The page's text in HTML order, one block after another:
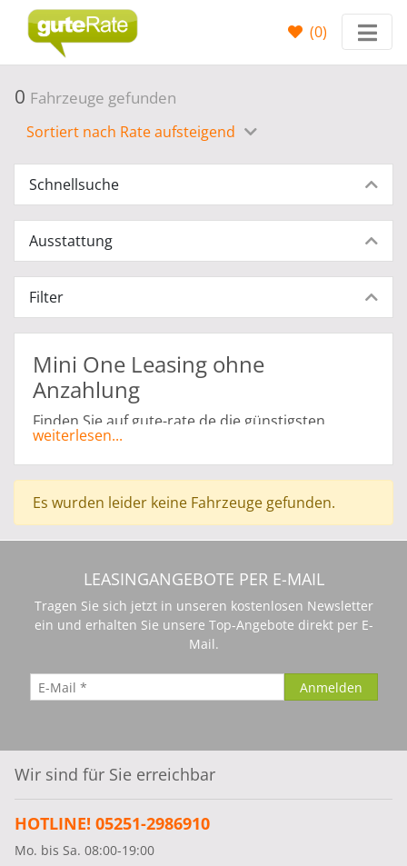
(0)
0 Fahrzeuge gefunden
Sortiert nach Rate aufsteigend
Schnellsuche
Ausstattung
Filter
Mini One Leasing ohne
Anzahlung
Finden Sie auf gute-rate.de die günstigsten
Leasing Angebote für Mini One Leasing ohne
Anzahlung, ganz abgestimmt auf Ihr persönliches
Budget. Sie haben die Möglichkeit Ihren
Traumwagen mit der ohne Anzahlung zu leasen.
Die Angebote für Ihren neuen Traumwagen
Leasing angepasst werden. Alle Mini One Leasing
bereitgestellt. Der Leasinggeber ist die
weiterlesen...
Es wurden leider keine Fahrzeuge gefunden.
LEASINGANGEBOTE PER E-MAIL
Tragen Sie sich jetzt in unseren kostenlosen Newsletter
ein und erhalten Sie unsere Top-Angebote direkt per E-
Mail.
Wir sind für Sie erreichbar
HOTLINE! 05251-2986910
Mo. bis Sa. 08:00-19:00